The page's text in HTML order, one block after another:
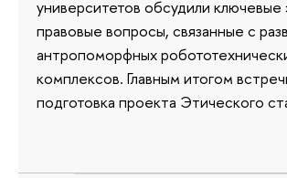
университетов обсудили ключевые
правовые вопросы, связанные с
антропоморфных
комплексов. Главным итогом
подготовка проекта Этического